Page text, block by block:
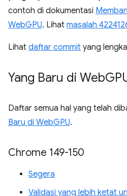
contoh di dokumentasi
WebGPU. Lihat masalah
Lihat daftar commit yang
Yang Baru di Web
Daftar semua hal yang telah
Baru di WebGPU.
Chrome 149-150
Segera
Validasi yang lebih ketat